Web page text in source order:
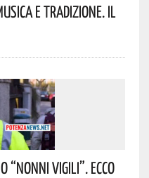
E Tradizione. Il
“Nonni Vigili”. Ecco